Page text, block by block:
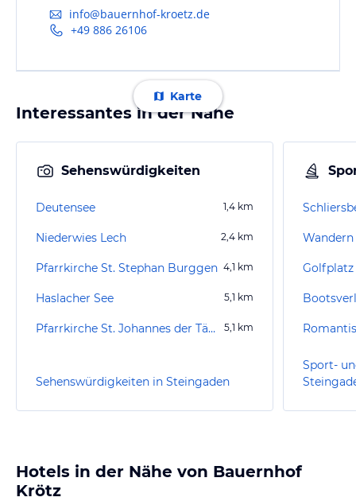
info@bauernhof-kroetz.de
+49 886 26106
Karte
Interessantes in der Nähe
Sehenswürdigkeiten
Deutensee 1,4 km
Niederwies Lech 2,4 km
Pfarrkirche St. Stephan Burggen 4,1 km
Haslacher See 5,1 km
Pfarrkirche St. Johannes der Täufer 5,1 km
Sehenswürdigkeiten in Steingaden
Golfplatz
Sport-
Hotels in der Nähe von Bauernhof
Krötz